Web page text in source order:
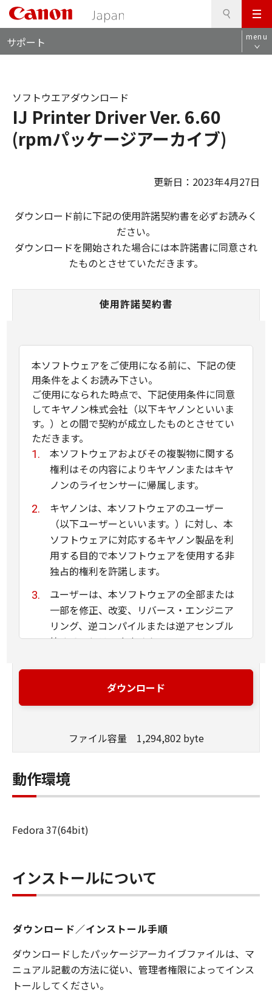
メ
ニ
ュ
サポート menu
IJ Printer Driver Ver. 6.60
(rpmパッケージアーカイブ)
ソフトウエアダウンロード
更新日：2023年4月27日
ダウンロード前に下記の使用許諾契約書を必ずお読みく
ださい。
ダウンロードを開始された場合には本許諾書に同意され
たものとさせていただきます。
使用許諾契約書
本ソフトウェアをご使用になる前に、下記の使
用条件をよくお読み下さい。
ご使用になられた時点で、下記使用条件に同意
してキヤノン株式会社（以下キヤノンといいま
す。）との間で契約が成立したものとさせてい
ただきます。
本ソフトウェアおよびその複製物に関する
権利はその内容によりキヤノンまたはキヤ
ノンのライセンサーに帰属します。
キヤノンは、本ソフトウェアのユーザー
（以下ユーザーといいます。）に対し、本
ソフトウェアに対応するキヤノン製品を利
用する目的で本ソフトウェアを使用する非
独占的権利を許諾します。
ユーザーは、本ソフトウェアの全部または
一部を修正、改変、リバース・エンジニア
リング、逆コンパイルまたは逆アセンブル
等することはできません。
ン株式会社およびキヤノンのライセンサー
は、本ソフトウェアがユーザーの特定の目
がないこと、その他本ソフトウェアに関し
キヤノン、キヤノンマーケティングジャパ
ン株式会社およびキヤノンのライセンサー
連して生ずる直接的または間接的な損失、
ユーザーは、日本国政府または該当国の政
府より必要な許可等を得ることなしに、本
たは間接に輸出してはなりません。
ダウンロード
ファイル容量 1,294,802 byte
動作環境
Fedora 37(64bit)
インストールについて
ダウンロード／インストール手順
ダウンロードしたパッケージアーカイブファイルは、マ
ニュアル記載の方法に従い、管理者権限によってインス
トールしてください。